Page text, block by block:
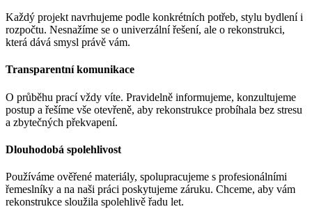
Každý projekt navrhujeme podle konkrétních potřeb, stylu bydlení i
rozpočtu. Nesnažíme se o univerzální řešení, ale o rekonstrukci,
která dává smysl právě vám.
Transparentní komunikace
O průběhu prací vždy víte. Pravidelně informujeme, konzultujeme
postup a řešíme vše otevřeně, aby rekonstrukce probíhala bez stresu
a zbytečných překvapení.
Dlouhodobá spolehlivost
Používáme ověřené materiály, spolupracujeme s profesionálními
řemeslníky a na naši práci poskytujeme záruku. Chceme, aby vám
rekonstrukce sloužila spolehlivě řadu let.